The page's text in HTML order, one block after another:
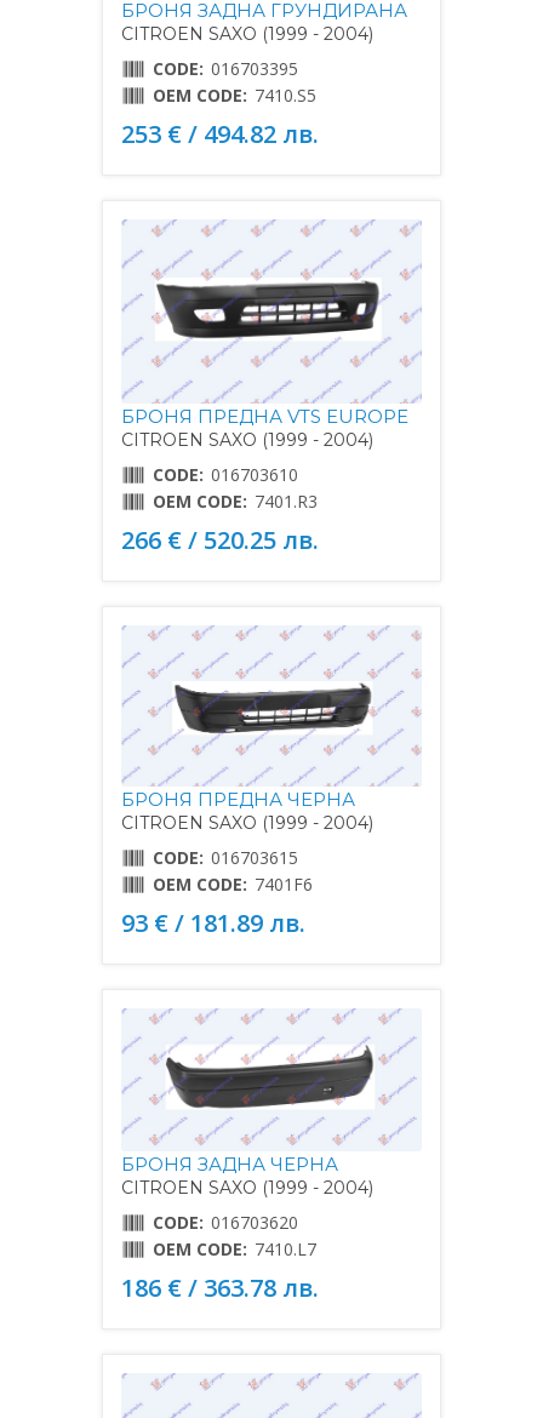
БРОНЯ ЗАДНА ГРУНДИРАНА
CITROEN SAXO (1999 - 2004)
CODE: 016703395
OEM CODE: 7410.S5
253 € / 494.82 лв.
БРОНЯ ПРЕДНА VTS EUROPE
CITROEN SAXO (1999 - 2004)
CODE: 016703610
OEM CODE: 7401.R3
266 € / 520.25 лв.
БРОНЯ ПРЕДНА ЧЕРНА
CITROEN SAXO (1999 - 2004)
CODE: 016703615
OEM CODE: 7401F6
93 € / 181.89 лв.
БРОНЯ ЗАДНА ЧЕРНА
CITROEN SAXO (1999 - 2004)
CODE: 016703620
OEM CODE: 7410.L7
186 € / 363.78 лв.